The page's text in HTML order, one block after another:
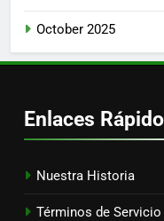
October 2025
Enlaces
Nuestra Historia
Términos de Servicio